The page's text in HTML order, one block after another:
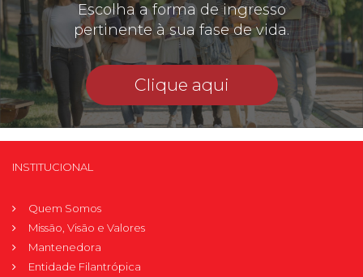
Escolha a forma de ingresso
pertinente à sua fase de vida.
Clique aqui
INSTITUCIONAL
Quem Somos
Missão, Visão e Valores
Mantenedora
Entidade Filantrópica